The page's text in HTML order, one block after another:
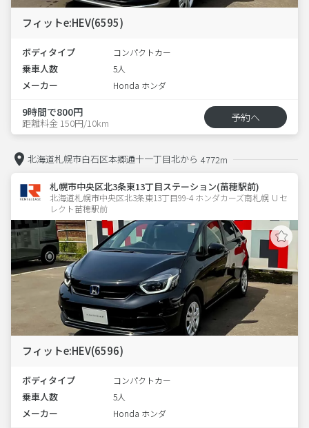
フィットe:HEV(6595)
ボディタイプ コンパクトカー
乗車人数 5人
メーカー Honda ホンダ
9時間で800円
距離料金 150円/10km 予約へ
北海道札幌市白石区本郷通十一丁目北から 4772m
札幌市中央区北3条東13丁目ステーション(苗穂駅前)
北海道札幌市中央区北3条東13丁目99-4 ホンダカーズ南札幌 Ｕセ
レクト苗穂駅前
フィットe:HEV(6596)
ボディタイプ コンパクトカー
乗車人数 5人
メーカー Honda ホンダ